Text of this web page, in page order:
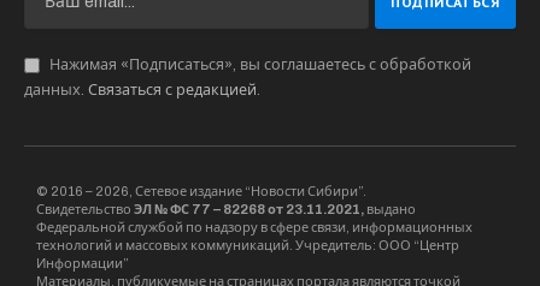
Нажимая «Подписаться», вы соглашаетесь с обработкой
данных. Связаться с редакцией
© 2016 – 2026, Сетевое издание “Новости Сибири”.
Свидетельство ЭЛ № ФС 77 – 82268 от 23.11.2021, выдано
Федеральной службой по надзору в сфере связи, информационных
технологий и массовых коммуникаций. Учредитель: ООО “Центр
Информации”
Материалы, публикуемые на страницах портала являются точкой